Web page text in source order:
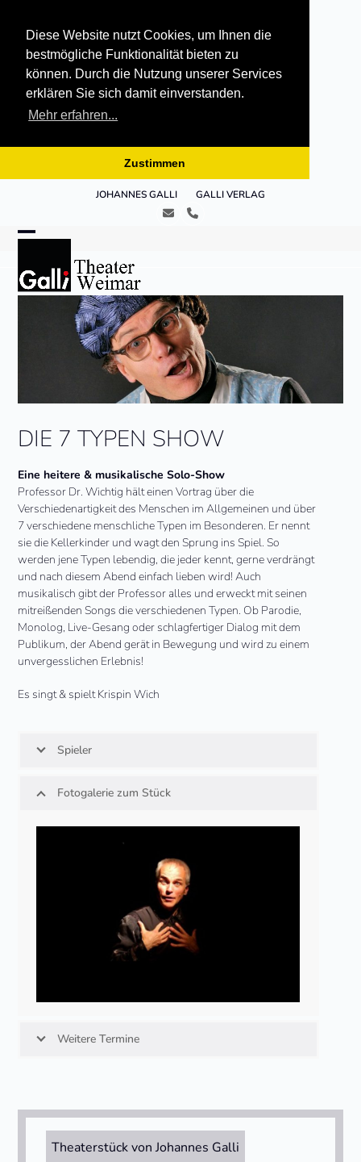
Diese Website nutzt Cookies, um Ihnen die
bestmögliche Funktionalität bieten zu
können. Durch die Nutzung unserer Services
erklären Sie sich damit einverstanden.
Mehr erfahren...
Zustimmen
JOHANNES GALLI GALLI VERLAG
E- Telefon
mobile
menu
mobile
menu
DIE 7 TYPEN SHOW
Eine heitere & musikalische Solo-Show
Professor Dr. Wichtig hält einen Vortrag über die
Verschiedenartigkeit des Menschen im Allgemeinen und über
7 verschiedene menschliche Typen im Besonderen. Er nennt
sie die Kellerkinder und wagt den Sprung ins Spiel. So
werden jene Typen lebendig, die jeder kennt, gerne verdrängt
und nach diesem Abend einfach lieben wird! Auch
musikalisch gibt der Professor alles und erweckt mit seinen
mitreißenden Songs die verschiedenen Typen. Ob Parodie,
Monolog, Live-Gesang oder schlagfertiger Dialog mit dem
Publikum, der Abend gerät in Bewegung und wird zu einem
unvergesslichen Erlebnis!
Es singt & spielt Krispin Wich
Spieler
Fotogalerie zum Stück
Weitere Termine
Theaterstück von Johannes Galli